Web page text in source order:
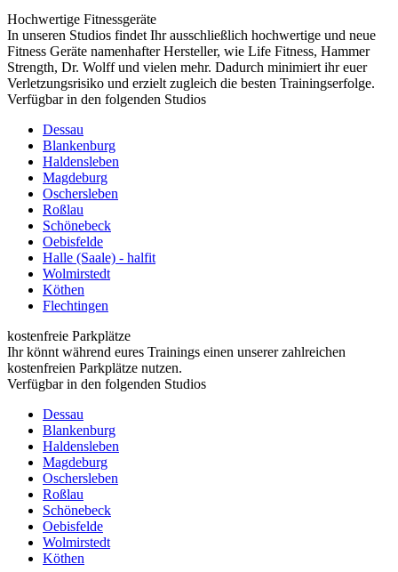
Hochwertige Fitnessgeräte
In unseren Studios findet Ihr ausschließlich hochwertige und neue
Fitness Geräte namenhafter Hersteller, wie Life Fitness, Hammer
Strength, Dr. Wolff und vielen mehr. Dadurch minimiert ihr euer
Verletzungsrisiko und erzielt zugleich die besten Trainingserfolge.
Verfügbar in den folgenden Studios
Dessau
Blankenburg
Haldensleben
Magdeburg
Oschersleben
Roßlau
Schönebeck
Oebisfelde
Halle (Saale) - halfit
Wolmirstedt
Köthen
Flechtingen
kostenfreie Parkplätze
Ihr könnt während eures Trainings einen unserer zahlreichen
kostenfreien Parkplätze nutzen.
Verfügbar in den folgenden Studios
Dessau
Blankenburg
Haldensleben
Magdeburg
Oschersleben
Roßlau
Schönebeck
Oebisfelde
Wolmirstedt
Köthen